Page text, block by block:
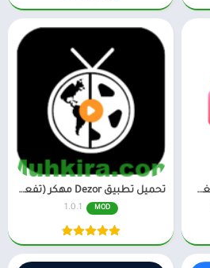
تحميل Lark Player مهكر مشغل موسيقي بدون إعلانات تحميل تطبيق Dezor مهكر (تفعيل مدى الحياة) للاندرويد
MOD
1.0.1